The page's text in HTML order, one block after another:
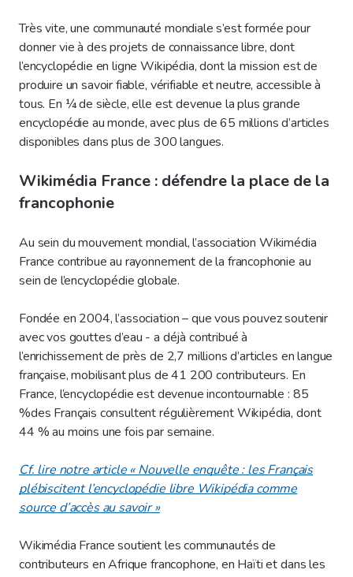
Très vite, une communauté mondiale s’est formée pour
donner vie à des projets de connaissance libre, dont
l’encyclopédie en ligne Wikipédia, dont la mission est de
produire un savoir fiable, vérifiable et neutre, accessible à
tous. En ¼ de siècle, elle est devenue la plus grande
encyclopédie au monde, avec plus de 65 millions d’articles
disponibles dans plus de 300 langues.
Wikimédia France : défendre la place de la
francophonie
Au sein du mouvement mondial, l’association Wikimédia
France contribue au rayonnement de la francophonie au
sein de l’encyclopédie globale.
Fondée en 2004, l’association – que vous pouvez soutenir
avec vos gouttes d’eau - a déjà contribué à
l’enrichissement de près de 2,7 millions d’articles en langue
française, mobilisant plus de 41 200 contributeurs. En
France, l’encyclopédie est devenue incontournable : 85
%des Français consultent régulièrement Wikipédia, dont
44 % au moins une fois par semaine.
Cf. lire notre article « Nouvelle enquête : les Français
plébiscitent l’encyclopédie libre Wikipédia comme
source d’accès au savoir »
Wikimédia France soutient les communautés de
contributeurs en Afrique francophone, en Haïti et dans les